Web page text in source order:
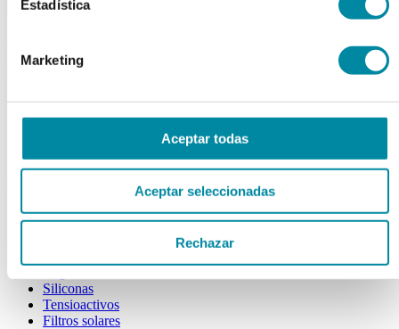
Estadística
Marketing
Aceptar todas
Aceptar seleccionadas
Rechazar
activos
Vitaminas
Producto Exclusivo Farmacéutico
Principios Activos Cosméticos
Principios Activos Farmacéuticos Especiales
Colorantes
Epesantes y Gelificantes
Siliconas
Tensioactivos
Filtros solares